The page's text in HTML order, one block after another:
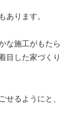
あります。
な施工がもたら
目した家づくり
せるようにと、